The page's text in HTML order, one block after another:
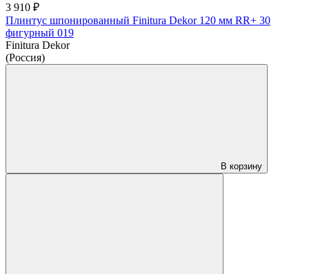
3 910 ₽
Плинтус шпонированный Finitura Dekor 120 мм RR+ 30
фигурный 019
Finitura Dekor
(Россия)
В корзину